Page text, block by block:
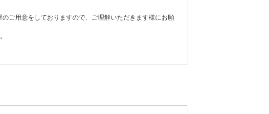
ご用意をしておりますので、ご理解いただきます様にお願